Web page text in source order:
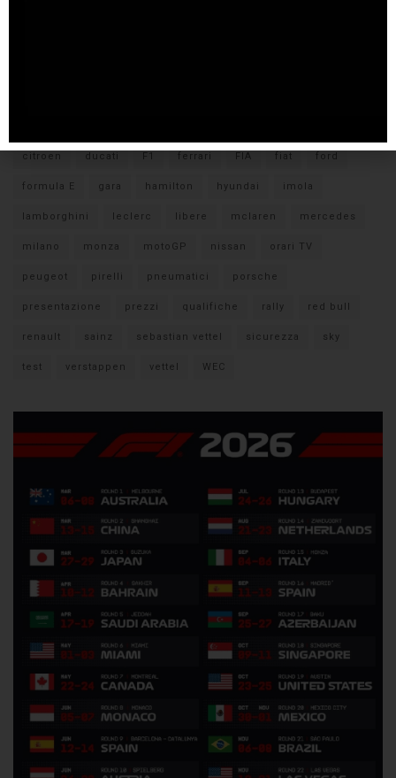
citroen ducati F1 ferrari FIA fiat ford
formula E gara hamilton hyundai imola
lamborghini leclerc libere mclaren mercedes
milano monza motoGP nissan orari TV
peugeot pirelli pneumatici porsche
presentazione prezzi qualifiche rally red bull
renault sainz sebastian vettel sicurezza sky
test verstappen vettel WEC